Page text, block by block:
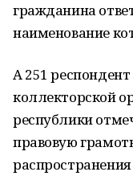
гражданина
наименование
А 251
коллекторской
республики
правовую